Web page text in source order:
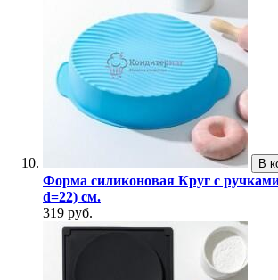
В
Форма силиконовая Круг с
d=22) см.
319 руб.